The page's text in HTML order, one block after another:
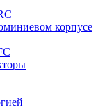
корпусе